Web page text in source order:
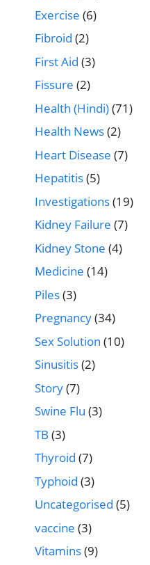
Exercise (6)
Fibroid (2)
First Aid (3)
Fissure (2)
Health (Hindi)(71)
Health News(2)
Heart Disease (7)
Hepatitis(5)
Investigations(19)
Kidney Failure (7)
Kidney Stone (4)
Medicine (14)
Piles(3)
Pregnancy(34)
Sex Solution (10)
Sinusitis(2)
Story(7)
Swine Flu (3)
TB (3)
Thyroid (7)
Typhoid (3)
Uncategorised (5)
vaccine (3)
Vitamins(9)